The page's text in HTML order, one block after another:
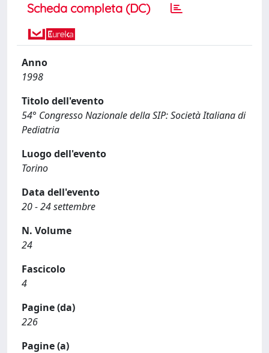
Scheda completa (DC)
Anno
1998
Titolo dell'evento
54° Congresso Nazionale della SIP: Società Italiana di
Pediatria
Luogo dell'evento
Torino
Data dell'evento
20 - 24 settembre
N. Volume
24
Fascicolo
4
Pagine (da)
226
Pagine (a)